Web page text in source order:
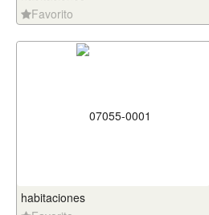
Favorito
habitaciones